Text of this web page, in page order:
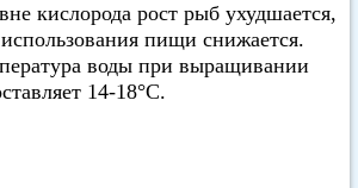
кислорода рост рыб ухудшается,
пищи снижается.
воды при выращивании
14-18°С.